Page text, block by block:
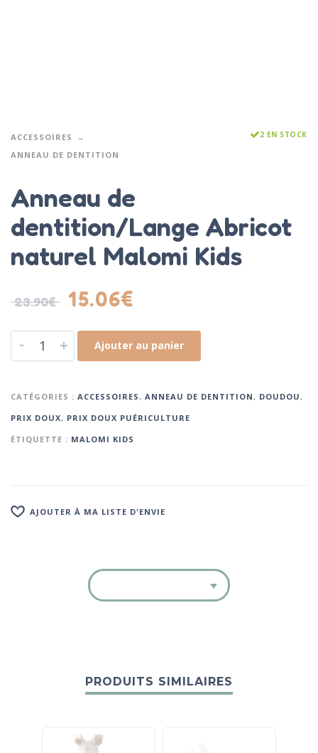
ACCESSOIRES
ANNEAU DE DENTITION
2 EN STOCK
Anneau de
dentition/Lange Abricot
naturel Malomi Kids
23.90€ 15.06€
- + Ajouter au panier
CATÉGORIES : ACCESSOIRES , ANNEAU DE DENTITION , DOUDOU ,
PRIX DOUX, PRIX DOUX PUÉRICULTURE
ÉTIQUETTE : MALOMI KIDS
AJOUTER À MA LISTE D'ENVIE
PRODUITS SIMILAIRES